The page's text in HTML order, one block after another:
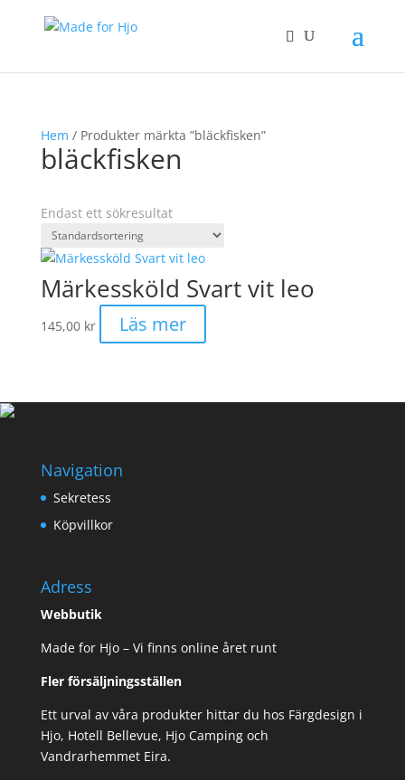
Hem / Produkter märkta ”bläckfisken”
bläckfisken
Endast ett sökresultat
Märkessköld Svart vit leo
145,00 kr Läs mer
Navigation
Sekretess
Köpvillkor
Adress
Webbutik
Made for Hjo – Vi finns online året runt
Fler försäljningsställen
Ett urval av våra produkter hittar du hos Färgdesign i
Hjo, Hotell Bellevue, Hjo Camping och
Vandrarhemmet Eira.